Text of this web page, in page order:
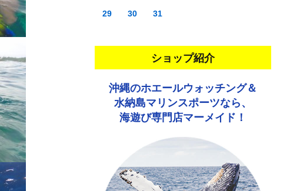
29
30 31
ショップ紹介
沖縄のホエールウォッチング＆
水納島マリンスポーツなら、
海遊び専門店マーメイド！